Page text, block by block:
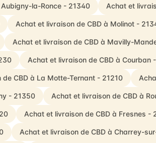
la-Ronce - 21340 Achat et
Achat et livraison de CBD à Molinot -
Achat et livraison de CBD à Mavilly-
Achat et livraison de CBD à Courban
CBD à La Motte-Ternant - 21210
- 21350 Achat et livraison de CBD à
Achat et livraison de CBD à Fresnes -
Achat et livraison de CBD à Charrey-